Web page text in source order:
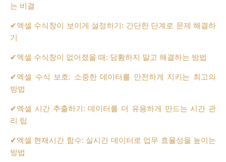
는 비결
✔엑셀 수식창이 보이게 설정하기: 간단한 단계로 문제 해결하
기
✔엑셀 수식창이 없어졌을 때: 당황하지 말고 해결하는 방법
✔엑셀 수식 보호: 소중한 데이터를 안전하게 지키는 최고의
방법
✔엑셀 시간 추출하기: 데이터를 더 유용하게 만드는 시간 관
리 팁
✔엑셀 현재시간 함수: 실시간 데이터로 업무 효율성을 높이는
방법